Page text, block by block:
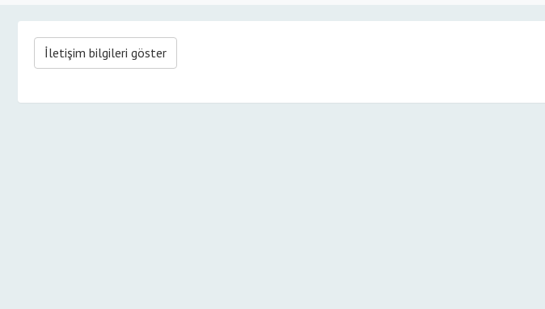
İletişim bilgileri göster